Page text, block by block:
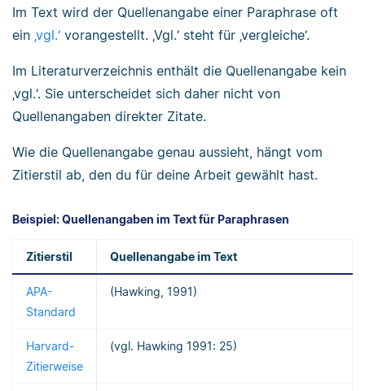
Im Text wird der Quellenangabe einer Paraphrase oft
ein ‚vgl.‘ vorangestellt. ‚Vgl.‘ steht für ‚vergleiche‘.
Im Literaturverzeichnis enthält die Quellenangabe kein
‚vgl.‘. Sie unterscheidet sich daher nicht von
Quellenangaben direkter Zitate.
Wie die Quellenangabe genau aussieht, hängt vom
Zitierstil ab, den du für deine Arbeit gewählt hast.
Beispiel: Quellenangaben im Text für Paraphrasen
Zitierstil Quellenangabe im Text
APA-
Standard
(Hawking, 1991)
Harvard-
Zitierweise
(vgl. Hawking 1991: 25)